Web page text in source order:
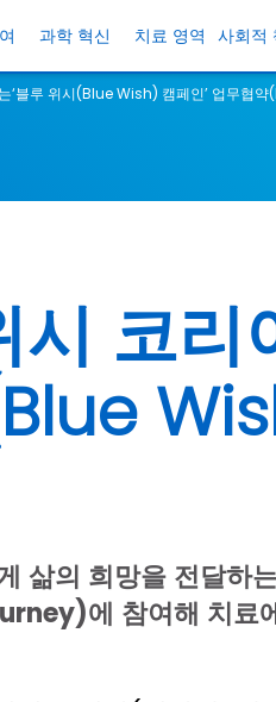
과학 혁신 치료 영역 사회적
‘블루 위시(Blue Wish) 캠페인’ 업무협약
코리
삶의 희망을 전달하
에 참여해 치료